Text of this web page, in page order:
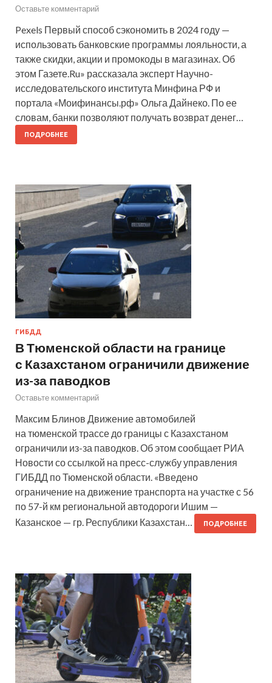
Оставьте комментарий
Pexels Первый способ сэкономить в 2024 году —
использовать банковские программы лояльности, а
также скидки, акции и промокоды в магазинах. Об
этом Газете.Ru» рассказала эксперт Научно-
исследовательского института Минфина РФ и
портала «Моифинансы.рф» Ольга Дайнеко. По ее
словам, банки позволяют получать возврат денег…
ПОДРОБНЕЕ
ГИБДД
В Тюменской области на границе
с Казахстаном ограничили движение
из-за паводков
Оставьте комментарий
Максим Блинов Движение автомобилей
на тюменской трассе до границы с Казахстаном
ограничили из-за паводков. Об этом сообщает РИА
Новости со ссылкой на пресс-службу управления
ГИБДД по Тюменской области. «Введено
ограничение на движение транспорта на участке с 56
по 57-й км региональной автодороги Ишим —
Казанское — гр. Республики Казахстан…
ПОДРОБНЕЕ